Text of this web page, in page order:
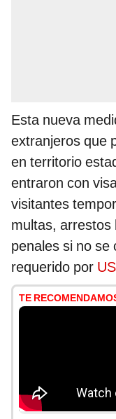
Esta nueva
extranjeros que
en territorio
entraron con
visitantes
multas, arrestos
penales si no
requerido por
TE